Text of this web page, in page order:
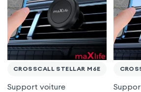
CROSSCALL STELLAR M6E
Support voiture